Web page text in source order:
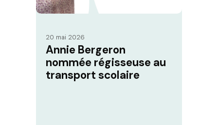
20 mai 2026
Annie Bergeron
nommée régisseuse au
transport scolaire